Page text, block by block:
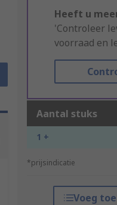
Heeft u
'Controleer
voorraad en
Aantal stuks
1 +
*prijsindicatie
Voeg